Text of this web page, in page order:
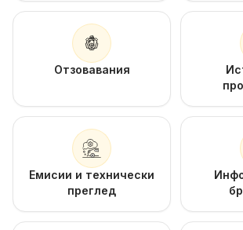
Отзовавания
Емисии и технически
преглед